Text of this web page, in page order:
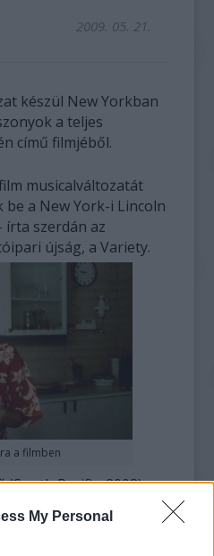
My Personal
2009. 05. 21.
készül New Yorkban
a teljes
című filmjéből.
musicalváltozatát
a New York-i Lincoln
írta szerdán az
újság, a Variety.
a filmben
Pacific, 2008)
közreműködtek a